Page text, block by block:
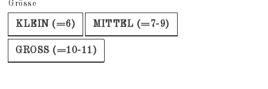
Grösse
KLEIN (=6) MITTEL (=7-9)
GROSS (=10-11)